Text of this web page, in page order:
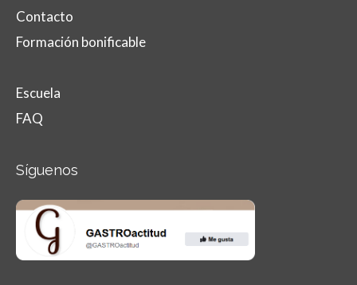
Contacto
Formación bonificable
Escuela
FAQ
Síguenos